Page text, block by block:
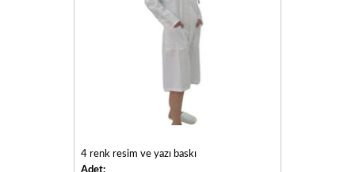
4 renk resim ve yazı baskı
Adet: